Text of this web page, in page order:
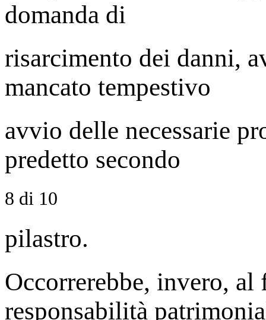
domanda di
risarcimento dei danni,
mancato tempestivo
avvio delle necessarie
predetto secondo
8 di 10
pilastro.
Occorrerebbe, invero, al
responsabilità